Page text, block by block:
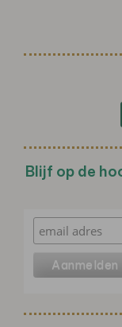
Blijf op de